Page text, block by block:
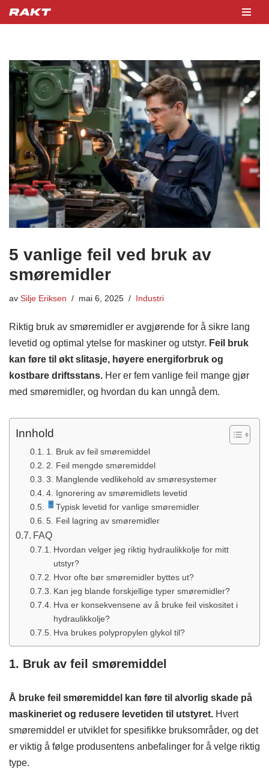
innholdet
5 vanlige feil ved bruk av
smøremidler
av Silje Eriksen mai 6, 2025 Industri
Riktig bruk av smøremidler er avgjørende for å sikre lang
levetid og optimal ytelse for maskiner og utstyr. Feil bruk
kan føre til økt slitasje, høyere energiforbruk og
kostbare driftsstans. Her er fem vanlige feil mange gjør
med smøremidler, og hvordan du kan unngå dem.​
Innhold
1. Bruk av feil smøremiddel
2. Feil mengde smøremiddel
3. Manglende vedlikehold av smøresystemer
4. Ignorering av smøremidlets levetid
Typisk levetid for vanlige smøremidler
5. Feil lagring av smøremidler
FAQ
Hvordan velger jeg riktig hydraulikkolje for mitt
utstyr?
Hvor ofte bør smøremidler byttes ut?
Kan jeg blande forskjellige typer smøremidler?
Hva er konsekvensene av å bruke feil viskositet i
hydraulikkolje?
Hva brukes polypropylen glykol til?
1. Bruk av feil smøremiddel
Å bruke feil smøremiddel kan føre til alvorlig skade på
maskineriet og redusere levetiden til utstyret. Hvert
smøremiddel er utviklet for spesifikke bruksområder, og det
er viktig å følge produsentens anbefalinger for å velge riktig
type.